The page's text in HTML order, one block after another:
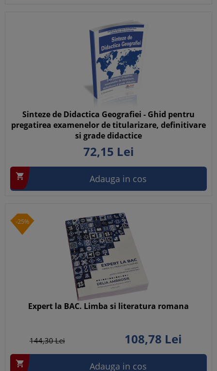
Sinteze de Didactica Geografiei - Ghid pentru
pregatirea examenelor de titularizare, definitivare
si grade didactice
72,15 Lei
 Adauga in cos
-25%
Expert la BAC. Limba si literatura romana
144,30Lei 108,78 Lei
 Adauga in cos